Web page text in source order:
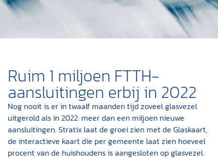
Ruim 1 miljoen FTTH-
aansluitingen erbij in 2022
Nog nooit is er in twaalf maanden tijd zoveel glasvezel
uitgerold als in 2022: meer dan een miljoen nieuwe
aansluitingen. Stratix laat de groei zien met de Glaskaart,
de interactieve kaart die per gemeente laat zien hoeveel
procent van de huishoudens is aangesloten op glasvezel.